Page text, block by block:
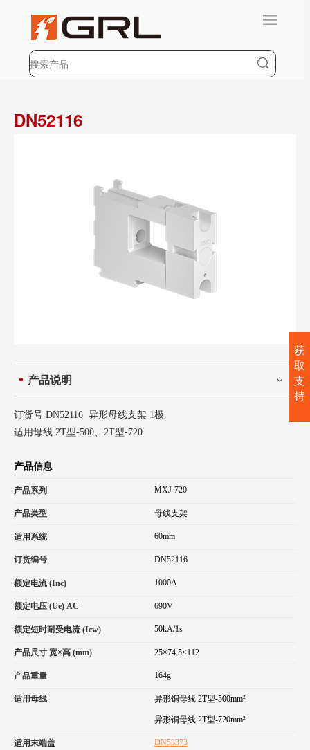
DN52116
产品说明
订货号 DN52116 异形母线支架 1极
适用母线 2T型-500、2T型-720
产品信息
产品系列 MXJ-720
产品类型 母线支架
适用系统 60mm
订货编号 DN52116
额定电流 (Inc) 1000A
额定电压 (Ue) AC 690V
额定短时耐受电流 (Icw) 50kA/1s
产品尺寸 宽×高 (mm) 25×74.5×112
产品重量 164g
适用母线 异形铜母线 2T型-500mm²
异形铜母线 2T型-720mm²
适用末端盖 DN53373
获
取
支
持